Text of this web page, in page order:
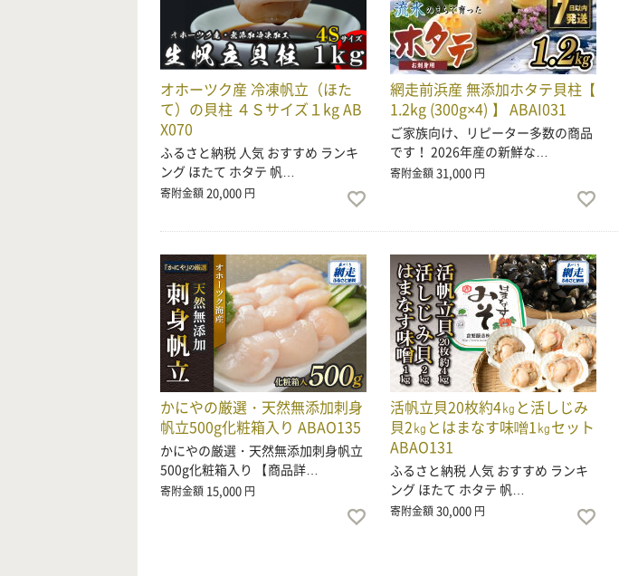
オホーツク産 冷凍帆立（ほた
て）の貝柱 ４Ｓサイズ１kg AB
X070
ふるさと納税 人気 おすすめ ランキ
ング ほたて ホタテ 帆…
寄附金額20,000 円
網走前浜産 無添加ホタテ貝柱【
1.2kg (300g×4) 】 ABAI031
ご家族向け、リピーター多数の商品
です！ 2026年産の新鮮な…
寄附金額31,000 円
かにやの厳選・天然無添加刺身
帆立500g化粧箱入り ABAO135
かにやの厳選・天然無添加刺身帆立
500g化粧箱入り 【商品詳…
寄附金額 15,000 円
活帆立貝20枚約4㎏と活しじみ
貝2㎏とはまなす味噌1㎏セット
ABAO131
ふるさと納税 人気 おすすめ ランキ
ング ほたて ホタテ 帆…
寄附金額30,000 円